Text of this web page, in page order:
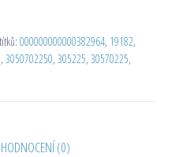
000000000000382964, 19182,
, 3050702250, 305225, 30570225,
HODNOCENÍ (0)